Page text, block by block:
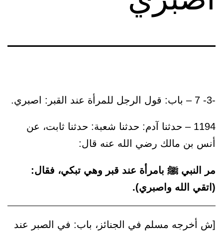
-3- 7 – باب: قول الرجل للمرأة عند القبر: اصبري.
1194 – حدثنا آدم: حدثنا شعبة: حدثنا ثابت، عن
أنس بن مالك رضي الله عنه قال:
مر النبي ﷺ بامرأة عند قبر وهي تبكي، فقال:
(اتقي الله واصبري).
[ش أخرجه مسلم في الجنائز، باب: في الصبر عند